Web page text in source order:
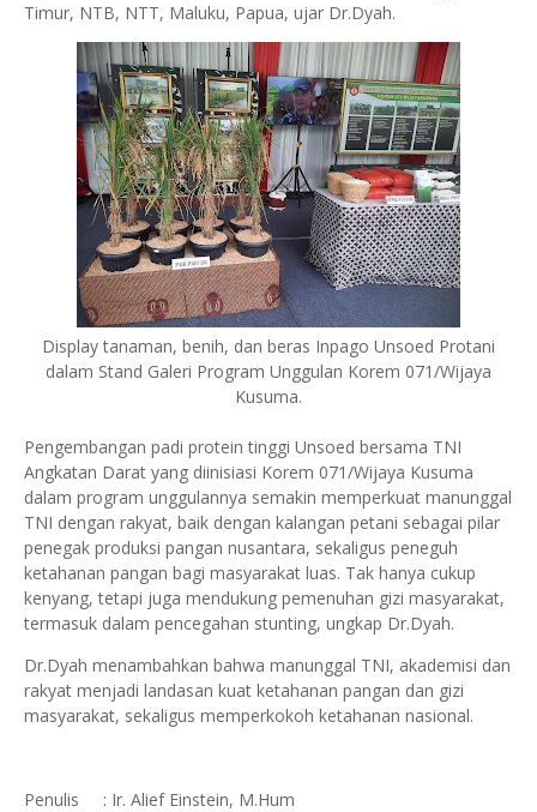
Timur, NTB, NTT, Maluku, Papua, ujar Dr.Dyah.
Display tanaman, benih, dan beras Inpago Unsoed Protani
dalam Stand Galeri Program Unggulan Korem 071/Wijaya
Kusuma.
Pengembangan padi protein tinggi Unsoed bersama TNI
Angkatan Darat yang diinisiasi Korem 071/Wijaya Kusuma
dalam program unggulannya semakin memperkuat manunggal
TNI dengan rakyat, baik dengan kalangan petani sebagai pilar
penegak produksi pangan nusantara, sekaligus peneguh
ketahanan pangan bagi masyarakat luas. Tak hanya cukup
kenyang, tetapi juga mendukung pemenuhan gizi masyarakat,
termasuk dalam pencegahan stunting, ungkap Dr.Dyah.
Dr.Dyah menambahkan bahwa manunggal TNI, akademisi dan
rakyat menjadi landasan kuat ketahanan pangan dan gizi
masyarakat, sekaligus memperkokoh ketahanan nasional.
Penulis : Ir. Alief Einstein, M.Hum